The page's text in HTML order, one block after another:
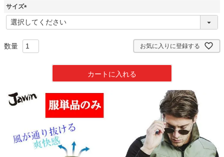
須
サイズ
(
必
お気に入りに登録する
カートに入れる